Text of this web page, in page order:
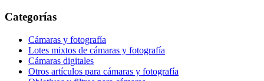
Categorías
Cámaras y fotografía
Lotes mixtos de cámaras y fotografía
Cámaras digitales
Otros artículos para cámaras y fotografía